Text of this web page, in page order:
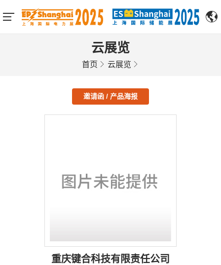
云展览
首页 云展览
邀请函 / 产品海报
重庆键合科技有限责任公司